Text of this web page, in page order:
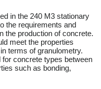
in the 240 M3 stationary
the requirements and
the production of concrete.
meet the properties
terms of granulometry.
concrete types between
such as bonding,